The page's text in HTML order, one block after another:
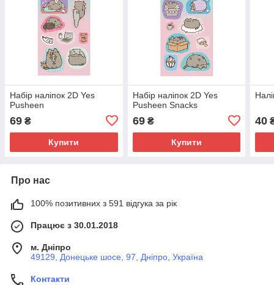
Набір наліпок 2D Yes
Pusheen
69 ₴
Купити
Набір наліпок 2D Yes
Pusheen Snacks
69₴
Купити
40
Про нас
100% позитивних з 591 відгука за рік
Працює з 30.01.2018
м. Дніпро
49129, Донецьке шосе, 97, Дніпро, Україна
Контакти